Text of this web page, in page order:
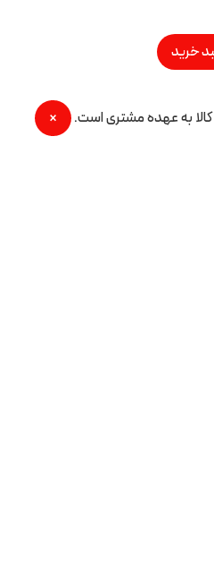
خرید
کالا به عهده مشتری است. ×